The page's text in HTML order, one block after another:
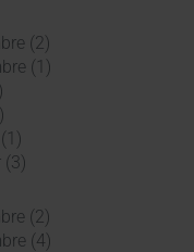
(2)
(1)
(3)
(2)
(4)